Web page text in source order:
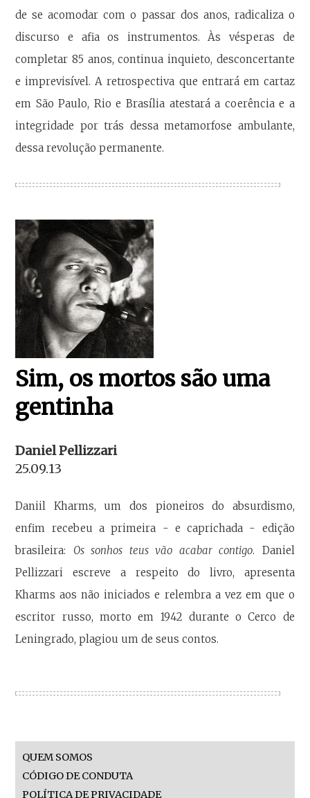
de se acomodar com o passar dos anos, radicaliza o
discurso e afia os instrumentos. Às vésperas de
completar 85 anos, continua inquieto, desconcertante
e imprevisível. A retrospectiva que entrará em cartaz
em São Paulo, Rio e Brasília atestará a coerência e a
integridade por trás dessa metamorfose ambulante,
dessa revolução permanente.
Sim, os mortos são uma
gentinha
Daniel Pellizzari
25.09.13
Daniil Kharms, um dos pioneiros do absurdismo,
enfim recebeu a primeira - e caprichada - edição
brasileira: Os sonhos teus vão acabar contigo. Daniel
Pellizzari escreve a respeito do livro, apresenta
Kharms aos não iniciados e relembra a vez em que o
escritor russo, morto em 1942 durante o Cerco de
Leningrado, plagiou um de seus contos.
QUEM SOMOS
CÓDIGO DE CONDUTA
POLÍTICA DE PRIVACIDADE